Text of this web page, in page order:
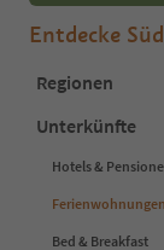
Entdecke
Regionen
Unterkünfte
Hotels &
Ferienwohnungen
Bed & Breakfast